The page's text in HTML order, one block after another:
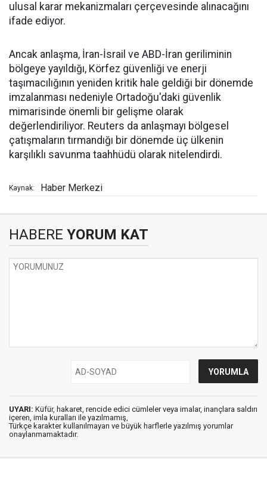
ulusal karar mekanizmaları çerçevesinde alınacağını
ifade ediyor.
Ancak anlaşma, İran-İsrail ve ABD-İran geriliminin
bölgeye yayıldığı, Körfez güvenliği ve enerji
taşımacılığının yeniden kritik hale geldiği bir dönemde
imzalanması nedeniyle Ortadoğu'daki güvenlik
mimarisinde önemli bir gelişme olarak
değerlendiriliyor. Reuters da anlaşmayı bölgesel
çatışmaların tırmandığı bir dönemde üç ülkenin
karşılıklı savunma taahhüdü olarak nitelendirdi.
Kaynak: Haber Merkezi
HABERE YORUM KAT
UYARI: Küfür, hakaret, rencide edici cümleler veya imalar, inançlara saldırı
içeren, imla kuralları ile yazılmamış,
Türkçe karakter kullanılmayan ve büyük harflerle yazılmış yorumlar
onaylanmamaktadır.